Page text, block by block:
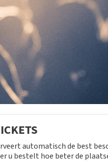
automatisch de best
u bestelt hoe beter de